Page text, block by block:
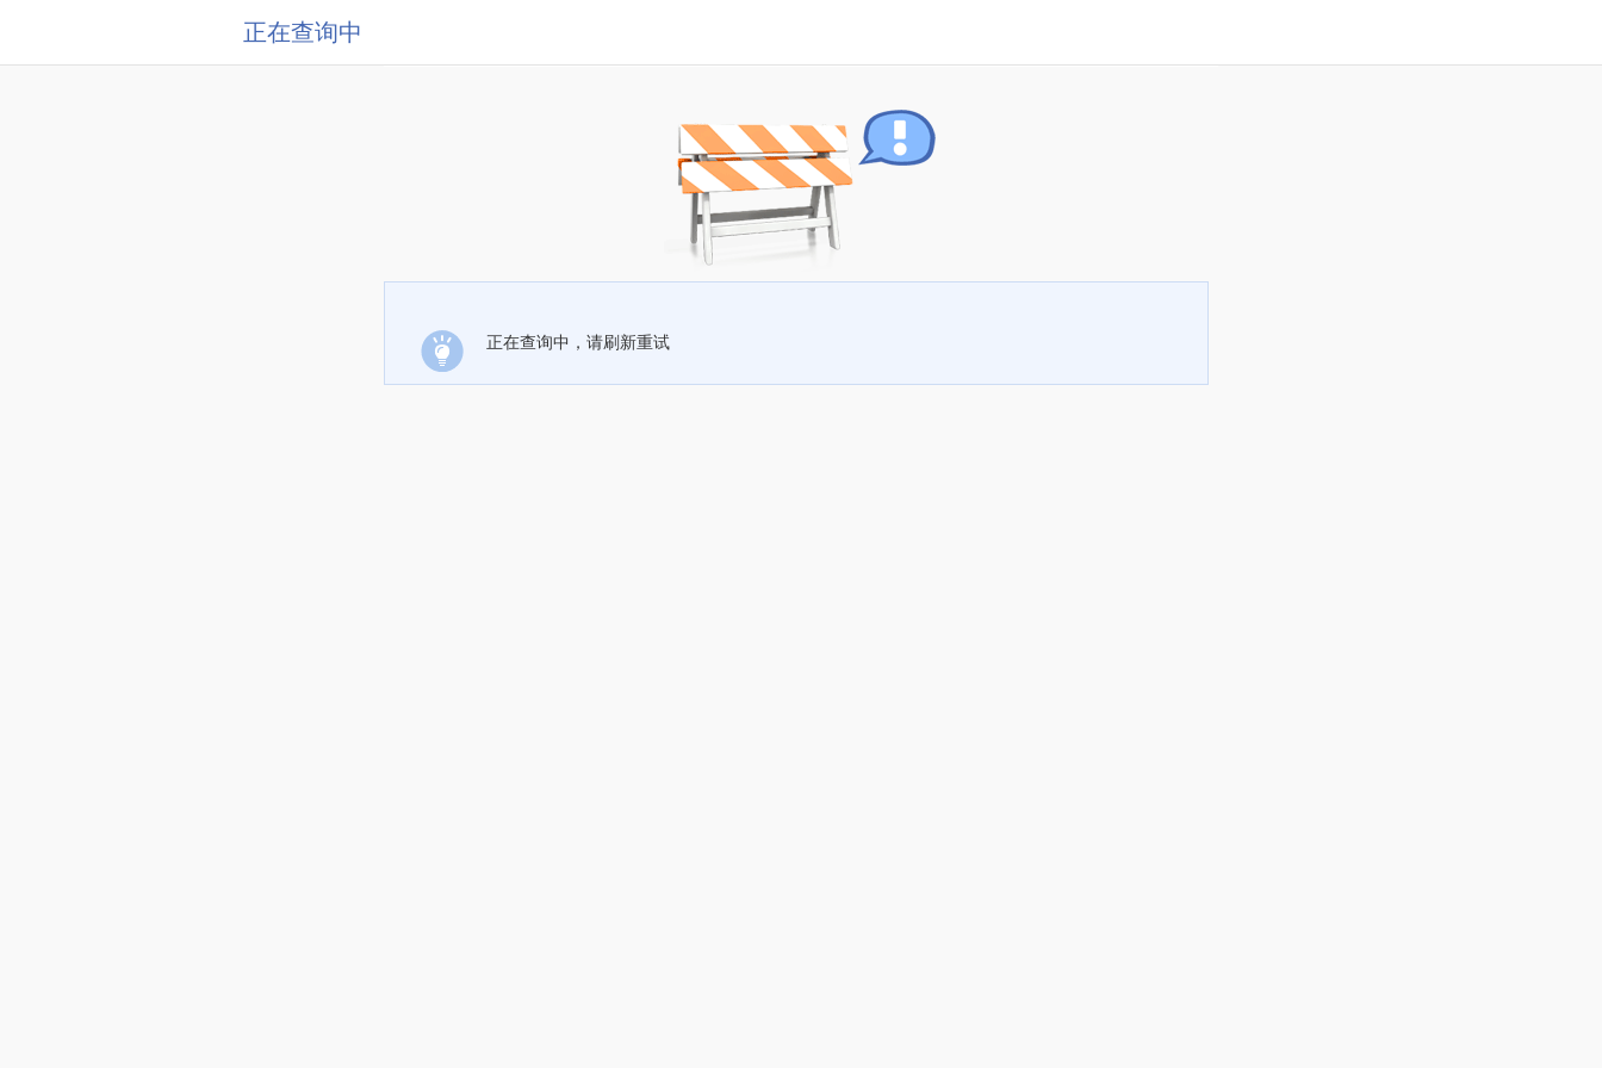
正在查询中
正在查询中，请刷新重试